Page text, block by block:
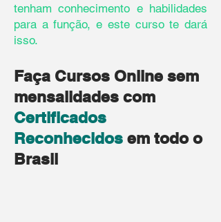
tenham conhecimento e habilidades
para a função, e este curso te dará
isso.
​​Faça Cursos Online sem
mensalidades com
Certificados
Reconhecidos em todo o
Brasil